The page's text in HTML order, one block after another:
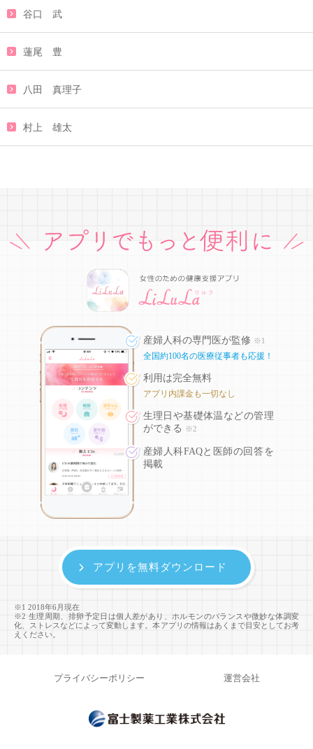
谷口 武
蓮尾 豊
八田 真理子
村上 雄太
産婦人科の専門医が監修 ※1
全国約100名の医療従事者も応援！
利用は完全無料
アプリ内課金も一切なし
生理日や基礎体温などの管理
ができる
※2
産婦人科FAQと医師の回答を
掲載
※1 2018年6月現在
※2 生理周期、排卵予定日は個人差があり、ホルモンのバランスや微妙な体調変
化、ストレスなどによって変動します。本アプリの情報はあくまで目安としてお考
えください。
アプリを無料ダウンロード
プライバシーポリシー 運営会社